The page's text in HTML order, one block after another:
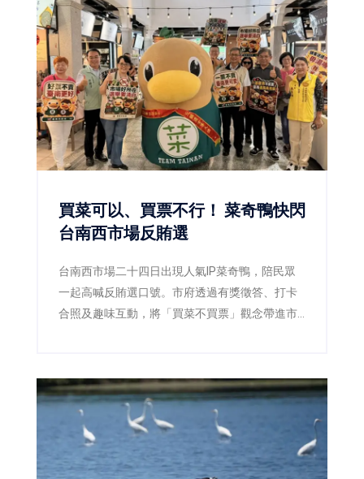
買菜可以、買票不行！ 菜奇鴨快閃
台南西市場反賄選
台南西市場二十四日出現人氣IP菜奇鴨，陪民眾
一起高喊反賄選口號。市府透過有獎徵答、打卡
合照及趣味互動，將「買菜不買票」觀念帶進市